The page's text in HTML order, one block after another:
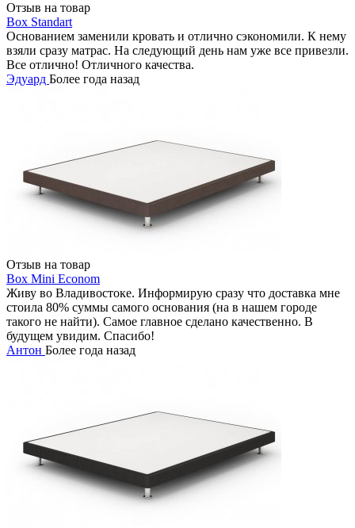
Отзыв на товар
Box Standart
Основанием заменили кровать и отлично сэкономили. К нему
взяли сразу матрас. На следующий день нам уже все привезли.
Все отлично! Отличного качества.
Эдуард Более года назад
Отзыв на товар
Box Mini Econom
Живу во Владивостоке. Информирую сразу что доставка мне
стоила 80% суммы самого основания (на в нашем городе
такого не найти). Самое главное сделано качественно. В
будущем увидим. Спасибо!
Антон Более года назад